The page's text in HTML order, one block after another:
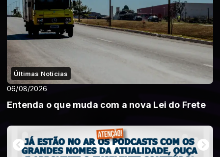
Últimas Notícias
06/08/2026
Entenda o que muda com a nova Lei do Frete